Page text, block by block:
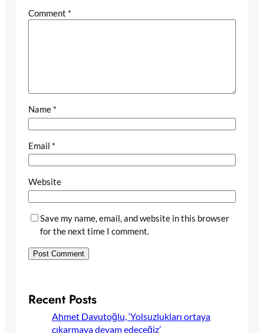
Comment *
Name *
Email *
Website
Save my name, email, and website in this browser
for the next time I comment.
Recent Posts
Ahmet Davutoğlu, ‘Yolsuzlukları ortaya
çıkarmaya devam edeceğiz’